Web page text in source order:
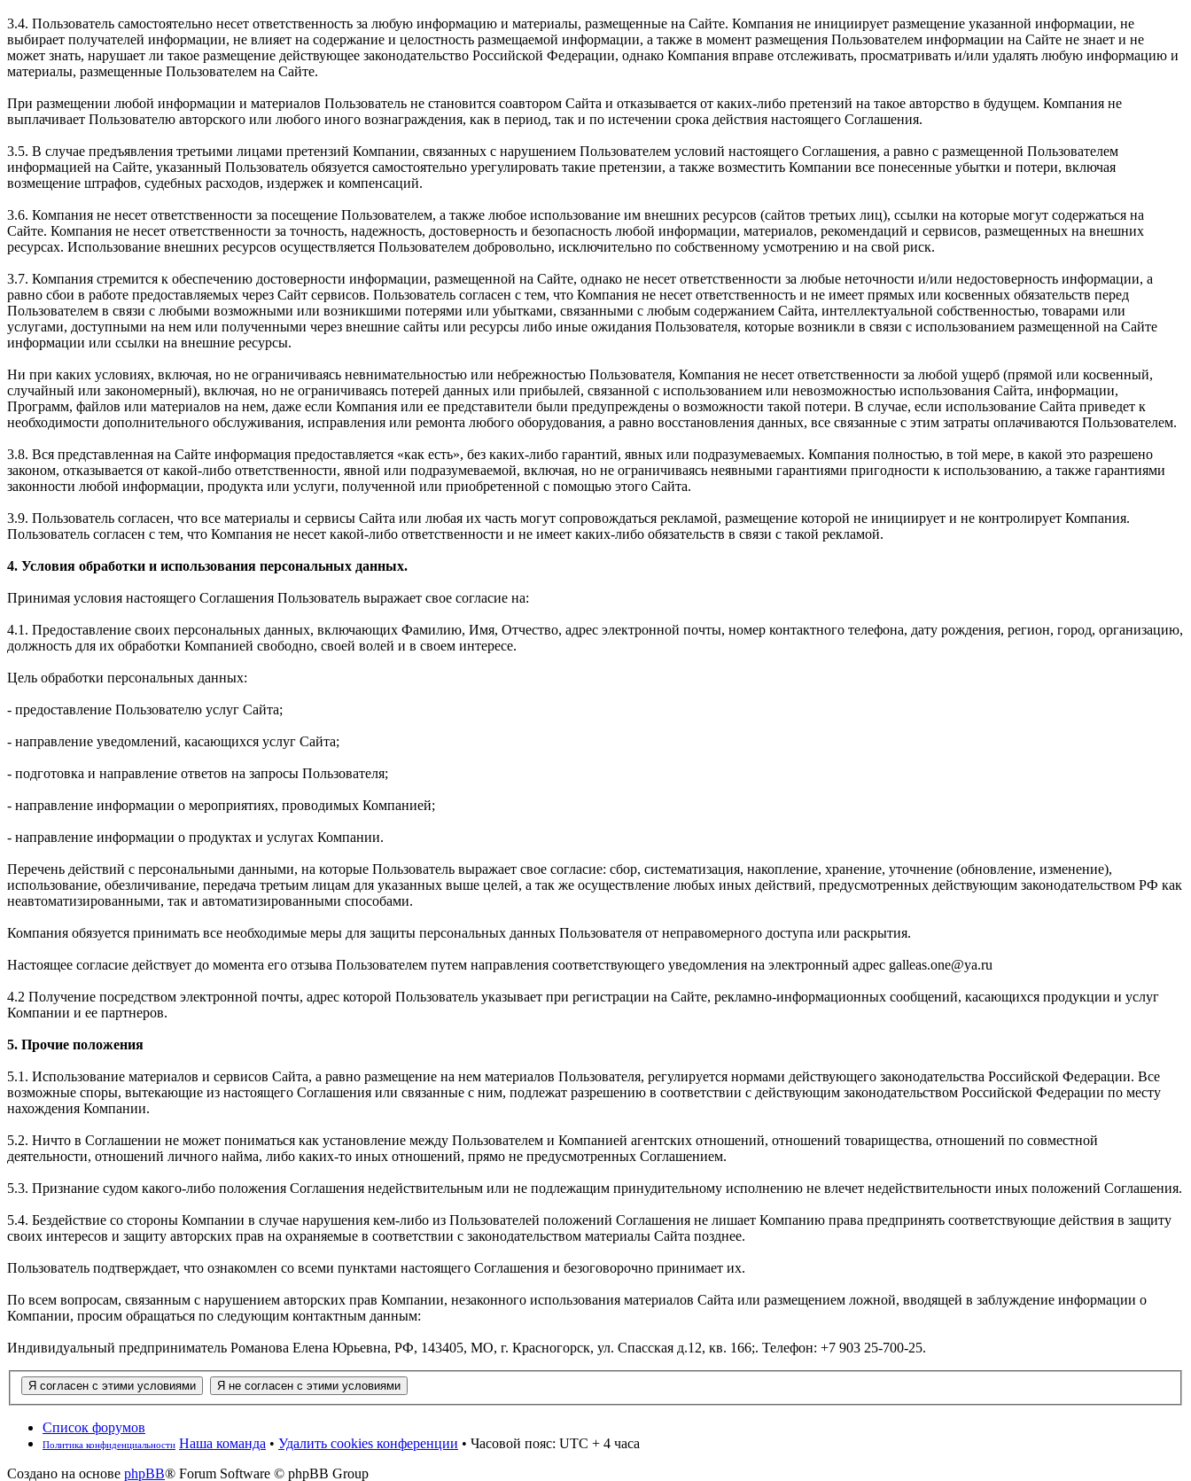
3.4. Пользователь самостоятельно несет ответственность за любую информацию и материалы, размещенные на Сайте. Компания не инициирует размещение указанной информации, не
выбирает получателей информации, не влияет на содержание и целостность размещаемой информации, а также в момент размещения Пользователем информации на Сайте не знает и не
может знать, нарушает ли такое размещение действующее законодательство Российской Федерации, однако Компания вправе отслеживать, просматривать и/или удалять любую информацию и
материалы, размещенные Пользователем на Сайте.
При размещении любой информации и материалов Пользователь не становится соавтором Сайта и отказывается от каких-либо претензий на такое авторство в будущем. Компания не
выплачивает Пользователю авторского или любого иного вознаграждения, как в период, так и по истечении срока действия настоящего Соглашения.
3.5. В случае предъявления третьими лицами претензий Компании, связанных с нарушением Пользователем условий настоящего Соглашения, а равно с размещенной Пользователем
информацией на Сайте, указанный Пользователь обязуется самостоятельно урегулировать такие претензии, а также возместить Компании все понесенные убытки и потери, включая
возмещение штрафов, судебных расходов, издержек и компенсаций.
3.6. Компания не несет ответственности за посещение Пользователем, а также любое использование им внешних ресурсов (сайтов третьих лиц), ссылки на которые могут содержаться на
Сайте. Компания не несет ответственности за точность, надежность, достоверность и безопасность любой информации, материалов, рекомендаций и сервисов, размещенных на внешних
ресурсах. Использование внешних ресурсов осуществляется Пользователем добровольно, исключительно по собственному усмотрению и на свой риск.
3.7. Компания стремится к обеспечению достоверности информации, размещенной на Сайте, однако не несет ответственности за любые неточности и/или недостоверность информации, а
равно сбои в работе предоставляемых через Сайт сервисов. Пользователь согласен с тем, что Компания не несет ответственность и не имеет прямых или косвенных обязательств перед
Пользователем в связи с любыми возможными или возникшими потерями или убытками, связанными с любым содержанием Сайта, интеллектуальной собственностью, товарами или
услугами, доступными на нем или полученными через внешние сайты или ресурсы либо иные ожидания Пользователя, которые возникли в связи с использованием размещенной на Сайте
информации или ссылки на внешние ресурсы.
Ни при каких условиях, включая, но не ограничиваясь невнимательностью или небрежностью Пользователя, Компания не несет ответственности за любой ущерб (прямой или косвенный,
случайный или закономерный), включая, но не ограничиваясь потерей данных или прибылей, связанной с использованием или невозможностью использования Сайта, информации,
Программ, файлов или материалов на нем, даже если Компания или ее представители были предупреждены о возможности такой потери. В случае, если использование Сайта приведет к
необходимости дополнительного обслуживания, исправления или ремонта любого оборудования, а равно восстановления данных, все связанные с этим затраты оплачиваются Пользователем.
3.8. Вся представленная на Сайте информация предоставляется «как есть», без каких-либо гарантий, явных или подразумеваемых. Компания полностью, в той мере, в какой это разрешено
законом, отказывается от какой-либо ответственности, явной или подразумеваемой, включая, но не ограничиваясь неявными гарантиями пригодности к использованию, а также гарантиями
законности любой информации, продукта или услуги, полученной или приобретенной с помощью этого Сайта.
3.9. Пользователь согласен, что все материалы и сервисы Сайта или любая их часть могут сопровождаться рекламой, размещение которой не инициирует и не контролирует Компания.
Пользователь согласен с тем, что Компания не несет какой-либо ответственности и не имеет каких-либо обязательств в связи с такой рекламой.
4. Условия обработки и использования персональных данных.
Принимая условия настоящего Соглашения Пользователь выражает свое согласие на:
4.1. Предоставление своих персональных данных, включающих Фамилию, Имя, Отчество, адрес электронной почты, номер контактного телефона, дату рождения, регион, город, организацию,
должность для их обработки Компанией свободно, своей волей и в своем интересе.
Цель обработки персональных данных:
- предоставление Пользователю услуг Сайта;
- направление уведомлений, касающихся услуг Сайта;
- подготовка и направление ответов на запросы Пользователя;
- направление информации о мероприятиях, проводимых Компанией;
- направление информации о продуктах и услугах Компании.
Перечень действий с персональными данными, на которые Пользователь выражает свое согласие: сбор, систематизация, накопление, хранение, уточнение (обновление, изменение),
использование, обезличивание, передача третьим лицам для указанных выше целей, а так же осуществление любых иных действий, предусмотренных действующим законодательством РФ как
неавтоматизированными, так и автоматизированными способами.
Компания обязуется принимать все необходимые меры для защиты персональных данных Пользователя от неправомерного доступа или раскрытия.
Настоящее согласие действует до момента его отзыва Пользователем путем направления соответствующего уведомления на электронный адрес galleas.one@ya.ru
4.2 Получение посредством электронной почты, адрес которой Пользователь указывает при регистрации на Сайте, рекламно-информационных сообщений, касающихся продукции и услуг
Компании и ее партнеров.
5. Прочие положения
5.1. Использование материалов и сервисов Сайта, а равно размещение на нем материалов Пользователя, регулируется нормами действующего законодательства Российской Федерации. Все
возможные споры, вытекающие из настоящего Соглашения или связанные с ним, подлежат разрешению в соответствии с действующим законодательством Российской Федерации по месту
нахождения Компании.
5.2. Ничто в Соглашении не может пониматься как установление между Пользователем и Компанией агентских отношений, отношений товарищества, отношений по совместной
деятельности, отношений личного найма, либо каких-то иных отношений, прямо не предусмотренных Соглашением.
5.3. Признание судом какого-либо положения Соглашения недействительным или не подлежащим принудительному исполнению не влечет недействительности иных положений Соглашения.
5.4. Бездействие со стороны Компании в случае нарушения кем-либо из Пользователей положений Соглашения не лишает Компанию права предпринять соответствующие действия в защиту
своих интересов и защиту авторских прав на охраняемые в соответствии с законодательством материалы Сайта позднее.
Пользователь подтверждает, что ознакомлен со всеми пунктами настоящего Соглашения и безоговорочно принимает их.
По всем вопросам, связанным с нарушением авторских прав Компании, незаконного использования материалов Сайта или размещением ложной, вводящей в заблуждение информации о
Компании, просим обращаться по следующим контактным данным:
Индивидуальный предприниматель Романова Елена Юрьевна, РФ, 143405, МО, г. Красногорск, ул. Спасская д.12, кв. 166;. Телефон: +7 903 25-700-25.
Список форумов
Политика конфиденциальности Наша команда • Удалить cookies конференции • Часовой пояс: UTC + 4 часа
Создано на основе phpBB® Forum Software © phpBB Group